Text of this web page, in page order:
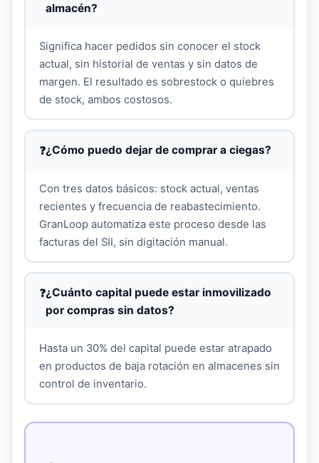
almacén?
Significa hacer pedidos sin conocer el stock
actual, sin historial de ventas y sin datos de
margen. El resultado es sobrestock o quiebres
de stock, ambos costosos.
¿Cómo puedo dejar de comprar a ciegas?
Con tres datos básicos: stock actual, ventas
recientes y frecuencia de reabastecimiento.
GranLoop automatiza este proceso desde las
facturas del SII, sin digitación manual.
¿Cuánto capital puede estar inmovilizado
por compras sin datos?
Hasta un 30% del capital puede estar atrapado
en productos de baja rotación en almacenes sin
control de inventario.